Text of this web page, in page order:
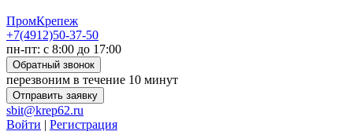
ПромКрепеж
+7(4912)50-37-50
пн-пт: с 8:00 до 17:00
Обратный звонок
перезвоним в течение 10 минут
Отправить заявку
sbit@krep62.ru
Войти | Регистрация